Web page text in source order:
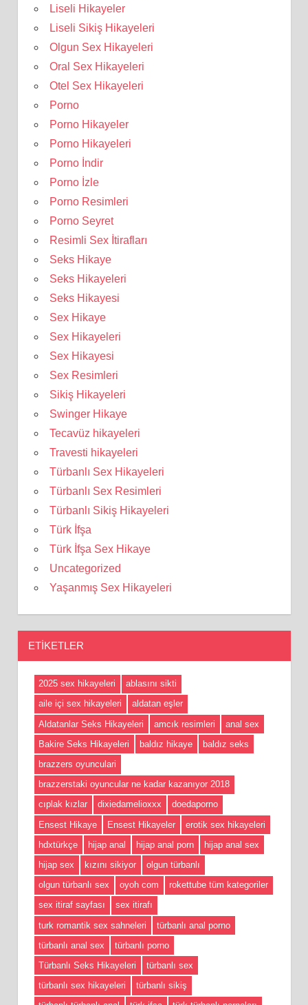
Liseli Hikayeler
Liseli Sikiş Hikayeleri
Olgun Sex Hikayeleri
Oral Sex Hikayeleri
Otel Sex Hikayeleri
Porno
Porno Hikayeler
Porno Hikayeleri
Porno İndir
Porno İzle
Porno Resimleri
Porno Seyret
Resimli Sex İtirafları
Seks Hikaye
Seks Hikayeleri
Seks Hikayesi
Sex Hikaye
Sex Hikayeleri
Sex Hikayesi
Sex Resimleri
Sikiş Hikayeleri
Swinger Hikaye
Tecavüz hikayeleri
Travesti hikayeleri
Türbanlı Sex Hikayeleri
Türbanlı Sex Resimleri
Türbanlı Sikiş Hikayeleri
Türk İfşa
Türk İfşa Sex Hikaye
Uncategorized
Yaşanmış Sex Hikayeleri
ETIKETLER
2025 sex hikayeleri
ablasını sikti
aile içi sex hikayeleri
aldatan eşler
Aldatanlar Seks Hikayeleri
amcık resimleri
anal sex
Bakire Seks Hikayeleri
baldız hikaye
baldız seks
brazzers oyunculari
brazzerstaki oyuncular ne kadar kazanıyor 2018
cıplak kızlar
dixiedamelioxxx
doedaporno
Ensest Hikaye
Ensest Hikayeler
erotik sex hikayeleri
hdxtürkçe
hijap anal hijap anal porn
hijap anal sex
hijap sex
kızını sikiyor
olgun türbanlı
olgun türbanlı sex
oyoh com
rokettube tüm kategoriler
sex itiraf sayfası
sex itirafı
turk romantik sex sahneleri
türbanlı anal porno
türbanlı anal sex
türbanlı porno
Türbanlı Seks Hikayeleri
türbanlı sex
türbanlı sex hikayeleri
türbanlı sikiş